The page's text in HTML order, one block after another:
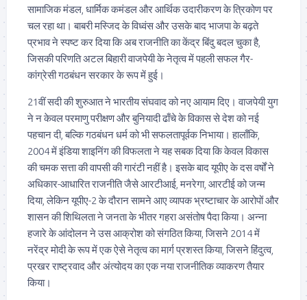
सामाजिक मंडल, धार्मिक कमंडल और आर्थिक उदारीकरण के त्रिकोण पर
चल रहा था। बाबरी मस्जिद के विध्वंस और उसके बाद भाजपा के बढ़ते
प्रभाव ने स्पष्ट कर दिया कि अब राजनीति का केंद्र बिंदु बदल चुका है,
जिसकी परिणति अटल बिहारी वाजपेयी के नेतृत्व में पहली सफल गैर-
कांग्रेसी गठबंधन सरकार के रूप में हुई।
21वीं सदी की शुरुआत ने भारतीय संघवाद को नए आयाम दिए। वाजपेयी युग
ने न केवल परमाणु परीक्षण और बुनियादी ढाँचे के विकास से देश को नई
पहचान दी, बल्कि गठबंधन धर्म को भी सफलतापूर्वक निभाया। हालाँकि,
2004 में इंडिया शाइनिंग की विफलता ने यह सबक दिया कि केवल विकास
की चमक सत्ता की वापसी की गारंटी नहीं है। इसके बाद यूपीए के दस वर्षों ने
अधिकार-आधारित राजनीति जैसे आरटीआई, मनरेगा, आरटीई को जन्म
दिया, लेकिन यूपीए-2 के दौरान सामने आए व्यापक भ्रष्टाचार के आरोपों और
शासन की शिथिलता ने जनता के भीतर गहरा असंतोष पैदा किया। अन्ना
हजारे के आंदोलन ने उस आक्रोश को संगठित किया, जिसने 2014 में
नरेंद्र मोदी के रूप में एक ऐसे नेतृत्व का मार्ग प्रशस्त किया, जिसने हिंदुत्व,
प्रखर राष्ट्रवाद और अंत्योदय का एक नया राजनीतिक व्याकरण तैयार
किया।